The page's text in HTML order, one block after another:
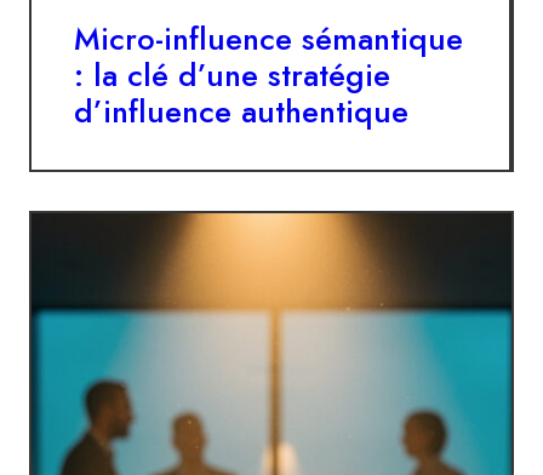
Micro-influence sémantique
: la clé d’une stratégie
d’influence authentique